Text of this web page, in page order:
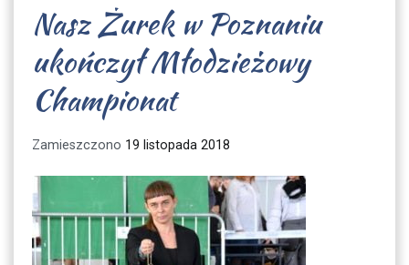
Nasz Żurek w Poznaniu
ukończył Młodzieżowy
Championat
Zamieszczono 19 listopada 2018